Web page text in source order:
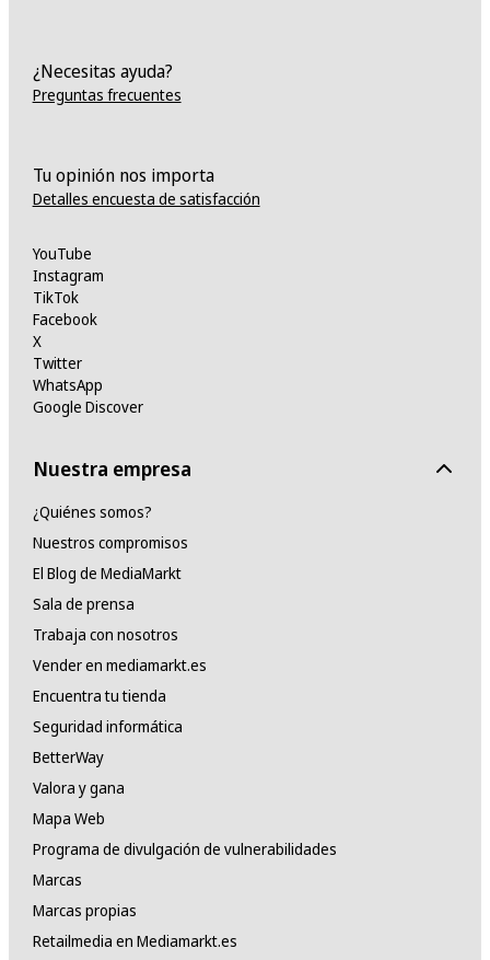
¿Necesitas ayuda?
Preguntas frecuentes
Tu opinión nos importa
Detalles encuesta de satisfacción
YouTube
Instagram
TikTok
Facebook
X
Twitter
WhatsApp
Google Discover
Nuestra empresa
¿Quiénes somos?
Nuestros compromisos
El Blog de MediaMarkt
Sala de prensa
Trabaja con nosotros
Vender en mediamarkt.es
Encuentra tu tienda
Seguridad informática
BetterWay
Valora y gana
Mapa Web
Programa de divulgación de vulnerabilidades
Marcas
Marcas propias
Retailmedia en Mediamarkt.es